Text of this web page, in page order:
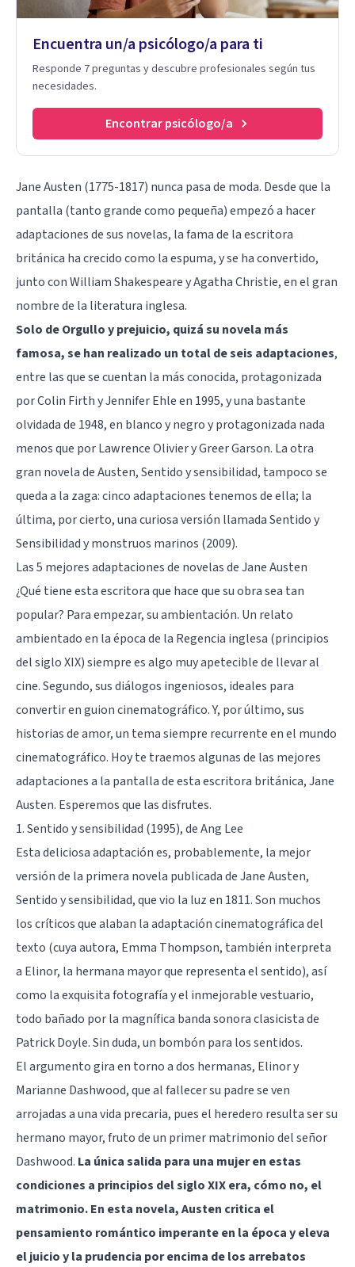
Encuentra un/a psicólogo/a para ti
Responde 7 preguntas y descubre profesionales según tus
necesidades.
Encontrar psicólogo/a
Jane Austen (1775-1817) nunca pasa de moda. Desde que la
pantalla (tanto grande como pequeña) empezó a hacer
adaptaciones de sus novelas, la fama de la escritora
británica ha crecido como la espuma, y se ha convertido,
junto con William Shakespeare y Agatha Christie, en el gran
nombre de la literatura inglesa.
Solo de Orgullo y prejuicio, quizá su novela más
famosa, se han realizado un total de seis adaptaciones,
entre las que se cuentan la más conocida, protagonizada
por Colin Firth y Jennifer Ehle en 1995, y una bastante
olvidada de 1948, en blanco y negro y protagonizada nada
menos que por Lawrence Olivier y Greer Garson. La otra
gran novela de Austen, Sentido y sensibilidad, tampoco se
queda a la zaga: cinco adaptaciones tenemos de ella; la
última, por cierto, una curiosa versión llamada Sentido y
Sensibilidad y monstruos marinos (2009).
Las 5 mejores adaptaciones de novelas de Jane Austen
¿Qué tiene esta escritora que hace que su obra sea tan
popular? Para empezar, su ambientación. Un relato
ambientado en la época de la Regencia inglesa (principios
del siglo XIX) siempre es algo muy apetecible de llevar al
cine. Segundo, sus diálogos ingeniosos, ideales para
convertir en guion cinematográfico. Y, por último, sus
historias de amor, un tema siempre recurrente en el mundo
cinematográfico. Hoy te traemos algunas de las mejores
adaptaciones a la pantalla de esta escritora británica, Jane
Austen. Esperemos que las disfrutes.
1. Sentido y sensibilidad (1995), de Ang Lee
Esta deliciosa adaptación es, probablemente, la mejor
versión de la primera novela publicada de Jane Austen,
Sentido y sensibilidad, que vio la luz en 1811. Son muchos
los críticos que alaban la adaptación cinematográfica del
texto (cuya autora, Emma Thompson, también interpreta
a Elinor, la hermana mayor que representa el sentido), así
como la exquisita fotografía y el inmejorable vestuario,
todo bañado por la magnífica banda sonora clasicista de
Patrick Doyle. Sin duda, un bombón para los sentidos.
El argumento gira en torno a dos hermanas, Elinor y
Marianne Dashwood, que al fallecer su padre se ven
arrojadas a una vida precaria, pues el heredero resulta ser su
hermano mayor, fruto de un primer matrimonio del señor
Dashwood. La única salida para una mujer en estas
condiciones a principios del siglo XIX era, cómo no, el
matrimonio. En esta novela, Austen critica el
pensamiento romántico imperante en la época y eleva
el juicio y la prudencia por encima de los arrebatos